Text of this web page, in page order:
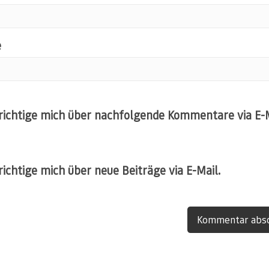
mich über nachfolgende Kommentare via E-
mich über neue Beiträge via E-Mail.